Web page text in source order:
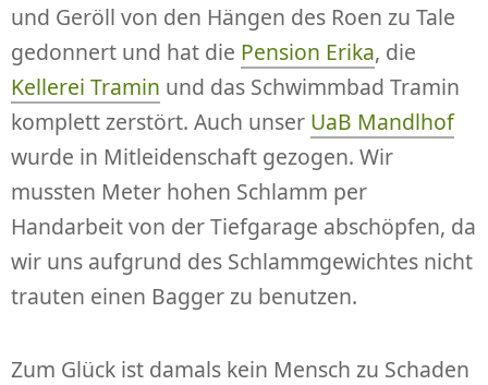
und Geröll von den Hängen des Roen zu Tale
gedonnert und hat die Pension Erika, die
Kellerei Tramin und das Schwimmbad Tramin
komplett zerstört. Auch unser UaB Mandlhof
wurde in Mitleidenschaft gezogen. Wir
mussten Meter hohen Schlamm per
Handarbeit von der Tiefgarage abschöpfen, da
wir uns aufgrund des Schlammgewichtes nicht
trauten einen Bagger zu benutzen.
Zum Glück ist damals kein Mensch zu Schaden